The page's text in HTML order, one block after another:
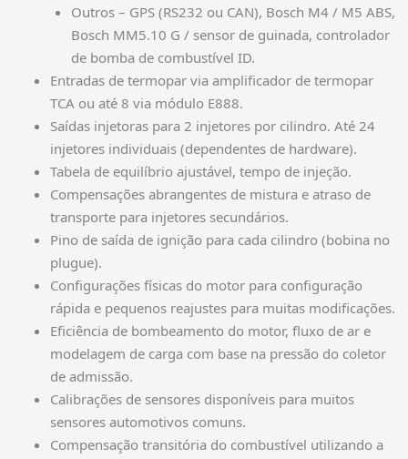
Outros – GPS (RS232 ou CAN), Bosch M4 / M5 ABS,
Bosch MM5.10 G / sensor de guinada, controlador
de bomba de combustível ID.
Entradas de termopar via amplificador de termopar
TCA ou até 8 via módulo E888.
Saídas injetoras para 2 injetores por cilindro. Até 24
injetores individuais (dependentes de hardware).
Tabela de equilíbrio ajustável, tempo de injeção.
Compensações abrangentes de mistura e atraso de
transporte para injetores secundários.
Pino de saída de ignição para cada cilindro (bobina no
plugue).
Configurações físicas do motor para configuração
rápida e pequenos reajustes para muitas modificações.
Eficiência de bombeamento do motor, fluxo de ar e
modelagem de carga com base na pressão do coletor
de admissão.
Calibrações de sensores disponíveis para muitos
sensores automotivos comuns.
Compensação transitória do combustível utilizando a